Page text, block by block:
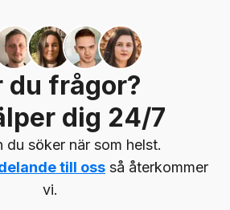
du frågor?
dig 24/7
du söker när som helst.
till oss så återkommer
vi.